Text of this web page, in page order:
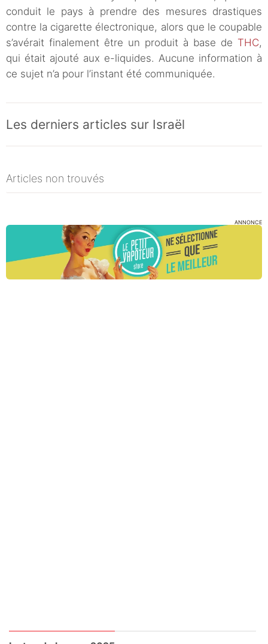
conduit le pays à prendre des mesures drastiques
contre la cigarette électronique, alors que le coupable
s’avérait finalement être un produit à base de THC,
qui était ajouté aux e-liquides. Aucune information à
ce sujet n’a pour l’instant été communiquée.
Les derniers articles sur Israël
Articles non trouvés
ANNONCE